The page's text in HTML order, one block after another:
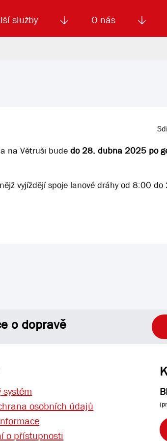
služby O nás
na Větruši budedo 28. dubna 2025 po
vyjíždějí spoje lanové dráhy od 8:00
o dopravě
systém
osobních údajů
o přístupnosti